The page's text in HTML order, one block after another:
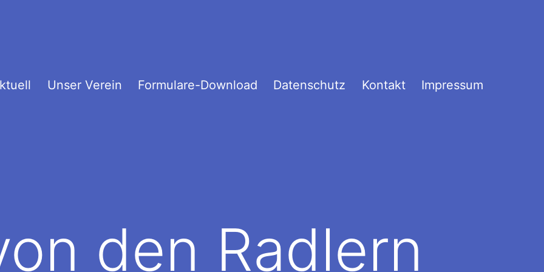
Unser Verein Formulare-Download Datenschutz Kontakt Impressum
den Radlern